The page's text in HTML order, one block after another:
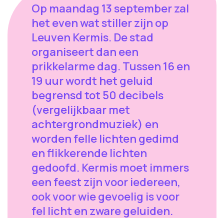
Op maandag 13 september zal
het even wat stiller zijn op
Leuven Kermis. De stad
organiseert dan een
prikkelarme dag. Tussen 16 en
19 uur wordt het geluid
begrensd tot 50 decibels
(vergelijkbaar met
achtergrondmuziek) en
worden felle lichten gedimd
en flikkerende lichten
gedoofd. Kermis moet immers
een feest zijn voor iedereen,
ook voor wie gevoelig is voor
fel licht en zware geluiden.